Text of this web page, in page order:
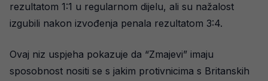
rezultatom 1:1 u regularnom dijelu, ali su nažalost
izgubili nakon izvođenja penala rezultatom 3:4.
Ovaj niz uspjeha pokazuje da “Zmajevi” imaju
sposobnost nositi se s jakim protivnicima s Britanskih